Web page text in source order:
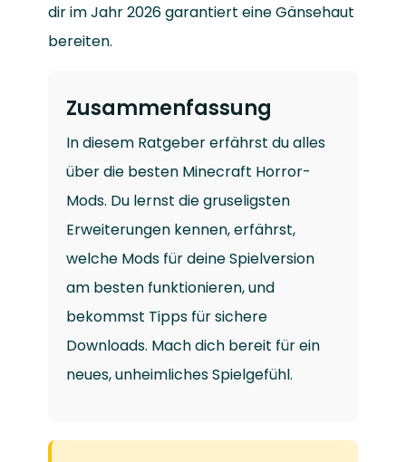
dir im Jahr 2026 garantiert eine Gänsehaut
bereiten.
Zusammenfassung
In diesem Ratgeber erfährst du alles
über die besten Minecraft Horror-
Mods. Du lernst die gruseligsten
Erweiterungen kennen, erfährst,
welche Mods für deine Spielversion
am besten funktionieren, und
bekommst Tipps für sichere
Downloads. Mach dich bereit für ein
neues, unheimliches Spielgefühl.